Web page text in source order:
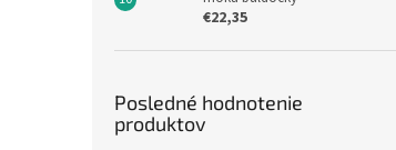
€22,35
Posledné hodnotenie
produktov